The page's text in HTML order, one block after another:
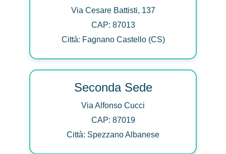
Via Cesare Battisti, 137
CAP: 87013
Città: Fagnano Castello (CS)
Seconda Sede
Via Alfonso Cucci
CAP: 87019
Città: Spezzano Albanese